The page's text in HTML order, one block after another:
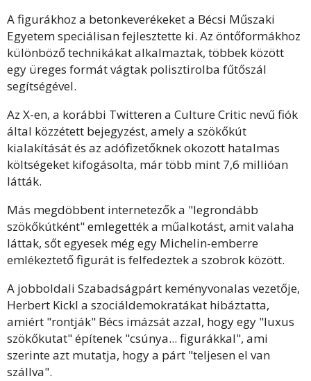
A figurákhoz a betonkeverékeket a Bécsi Műszaki
Egyetem speciálisan fejlesztette ki. Az öntőformákhoz
különböző technikákat alkalmaztak, többek között
egy üreges formát vágtak polisztirolba fűtőszál
segítségével.
Az X-en, a korábbi Twitteren a Culture Critic nevű fiók
által közzétett bejegyzést, amely a szökőkút
kialakítását és az adófizetőknek okozott hatalmas
költségeket kifogásolta, már több mint 7,6 millióan
látták.
Más megdöbbent internetezők a "legrondább
szökőkútként" emlegették a műalkotást, amit valaha
láttak, sőt egyesek még egy Michelin-emberre
emlékeztető figurát is felfedeztek a szobrok között.
A jobboldali Szabadságpárt keményvonalas vezetője,
Herbert Kickl a szociáldemokratákat hibáztatta,
amiért "rontják" Bécs imázsát azzal, hogy egy "luxus
szökőkutat" építenek "csúnya... figurákkal", ami
szerinte azt mutatja, hogy a párt "teljesen el van
szállva".